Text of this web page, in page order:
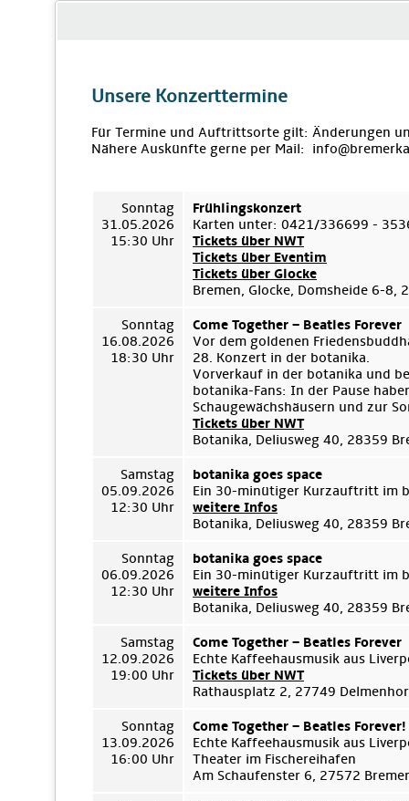
Unsere Konzerttermine
Für Termine und Auftrittsorte gilt: Änderungen
Nähere Auskünfte gerne per Mail:
Sonntag
31.05.2026
15:30 Uhr
Frühlingskonzert
Karten unter: 0421/336699 -
Tickets über NWT
Tickets über Eventim
Tickets über Glocke
Bremen, Glocke, Domsheide 6-8,
Sonntag
16.08.2026
18:30 Uhr
Come Together – Beatles Forever
Vor dem goldenen
28. Konzert in der botanika.
Vorverkauf in der botanika und
botanika-Fans: In der Pause
Schaugewächshäusern und zur
Tickets über NWT
Botanika, Deliusweg 40, 28359
Samstag
05.09.2026
12:30 Uhr
botanika goes space
Ein 30-minütiger Kurzauftritt im
weitere Infos
Botanika, Deliusweg 40, 28359
Sonntag
06.09.2026
12:30 Uhr
botanika goes space
Ein 30-minütiger Kurzauftritt im
weitere Infos
Botanika, Deliusweg 40, 28359
Samstag
12.09.2026
19:00 Uhr
Come Together – Beatles Forever
Echte Kaffeehausmusik aus
Tickets über NWT
Rathausplatz 2, 27749
Sonntag
13.09.2026
16:00 Uhr
Come Together – Beatles Forever!
Echte Kaffeehausmusik aus
Theater im Fischereihafen
Am Schaufenster 6, 27572